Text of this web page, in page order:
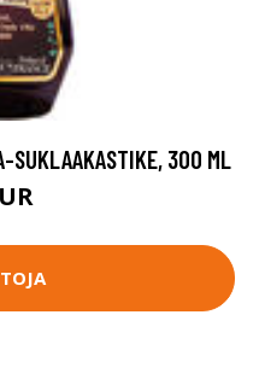
SUKLAAKASTIKE, 300 ML